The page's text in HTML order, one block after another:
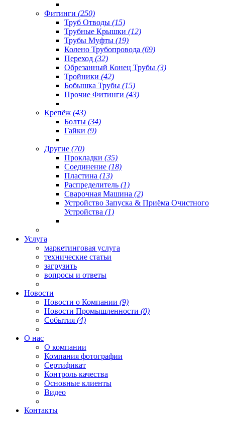
Фитинги (250)
Труб Отводы (15)
Трубные Крышки (12)
Трубы Муфты (19)
Колено Трубопровода (69)
Переход (32)
Обрезанный Конец Трубы (3)
Тройники (42)
Бобышка Трубы (15)
Прочие Фитинги (43)
Крепёж (43)
Болты (34)
Гайки (9)
Другие (70)
Прокладки (35)
Соединение (18)
Пластина (13)
Распределитель (1)
Сварочная Машина (2)
Устройство Запуска & Приёма Очистного
Устройства (1)
Услуга
маркетинговая услуга
технические статьи
загрузить
вопросы и ответы
Новости
Новости о Компании (9)
Новости Промышленности (0)
События (4)
О нас
О компании
Компания фотографии
Сертификат
Контроль качества
Основные клиенты
Видео
Контакты